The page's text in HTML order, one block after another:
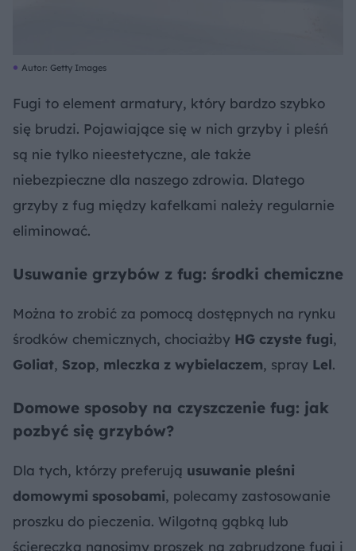
Autor: Getty Images
Fugi to element armatury, który bardzo szybko
się brudzi. Pojawiające się w nich grzyby i pleśń
są nie tylko nieestetyczne, ale także
niebezpieczne dla naszego zdrowia. Dlatego
grzyby z fug między kafelkami należy regularnie
eliminować.
Usuwanie grzybów z fug: środki chemiczne
Można to zrobić za pomocą dostępnych na rynku
środków chemicznych, chociażby HG czyste fugi,
Goliat, Szop, mleczka z wybielaczem, spray Lel.
Domowe sposoby na czyszczenie fug: jak
pozbyć się grzybów?
Dla tych, którzy preferują usuwanie pleśni
domowymi sposobami, polecamy zastosowanie
proszku do pieczenia. Wilgotną gąbką lub
ściereczką nanosimy proszek na zabrudzone fugi i